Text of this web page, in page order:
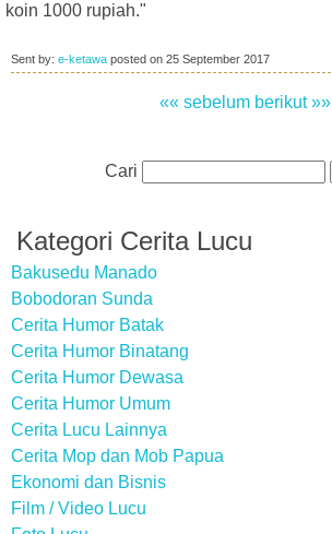
koin 1000 rupiah."
Sent by: e-ketawa posted on 25 September 2017
«« sebelum berikut »»
Cari
Kategori Cerita Lucu
Bakusedu Manado
Bobodoran Sunda
Cerita Humor Batak
Cerita Humor Binatang
Cerita Humor Dewasa
Cerita Humor Umum
Cerita Lucu Lainnya
Cerita Mop dan Mob Papua
Ekonomi dan Bisnis
Film / Video Lucu